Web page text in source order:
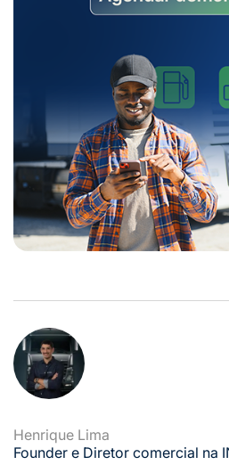
Henrique Lima
Founder e Diretor comercial na